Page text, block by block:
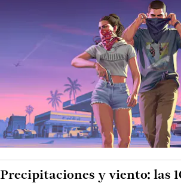
Precipitaciones y viento: las